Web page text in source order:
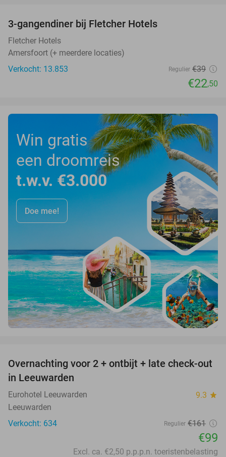
3-gangendiner bij Fletcher Hotels
Fletcher Hotels
Amersfoort (+ meerdere locaties)
Verkocht: 13.853
Regulier €39
€22,50
Win gratis
een droomreis
t.w.v. €3.000
Doe mee!
39%
Overnachting voor 2 + ontbijt + late check-out
in Leeuwarden
Eurohotel Leeuwarden 9.3 star
Leeuwarden
Verkocht: 634
Regulier €161
€99
Excl. ca. €2,50 p.p.p.n. toeristenbelasting